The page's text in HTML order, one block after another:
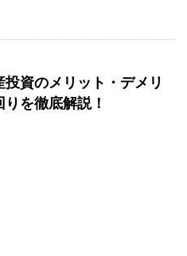
投資のメリット・デメリ
りを徹底解説！